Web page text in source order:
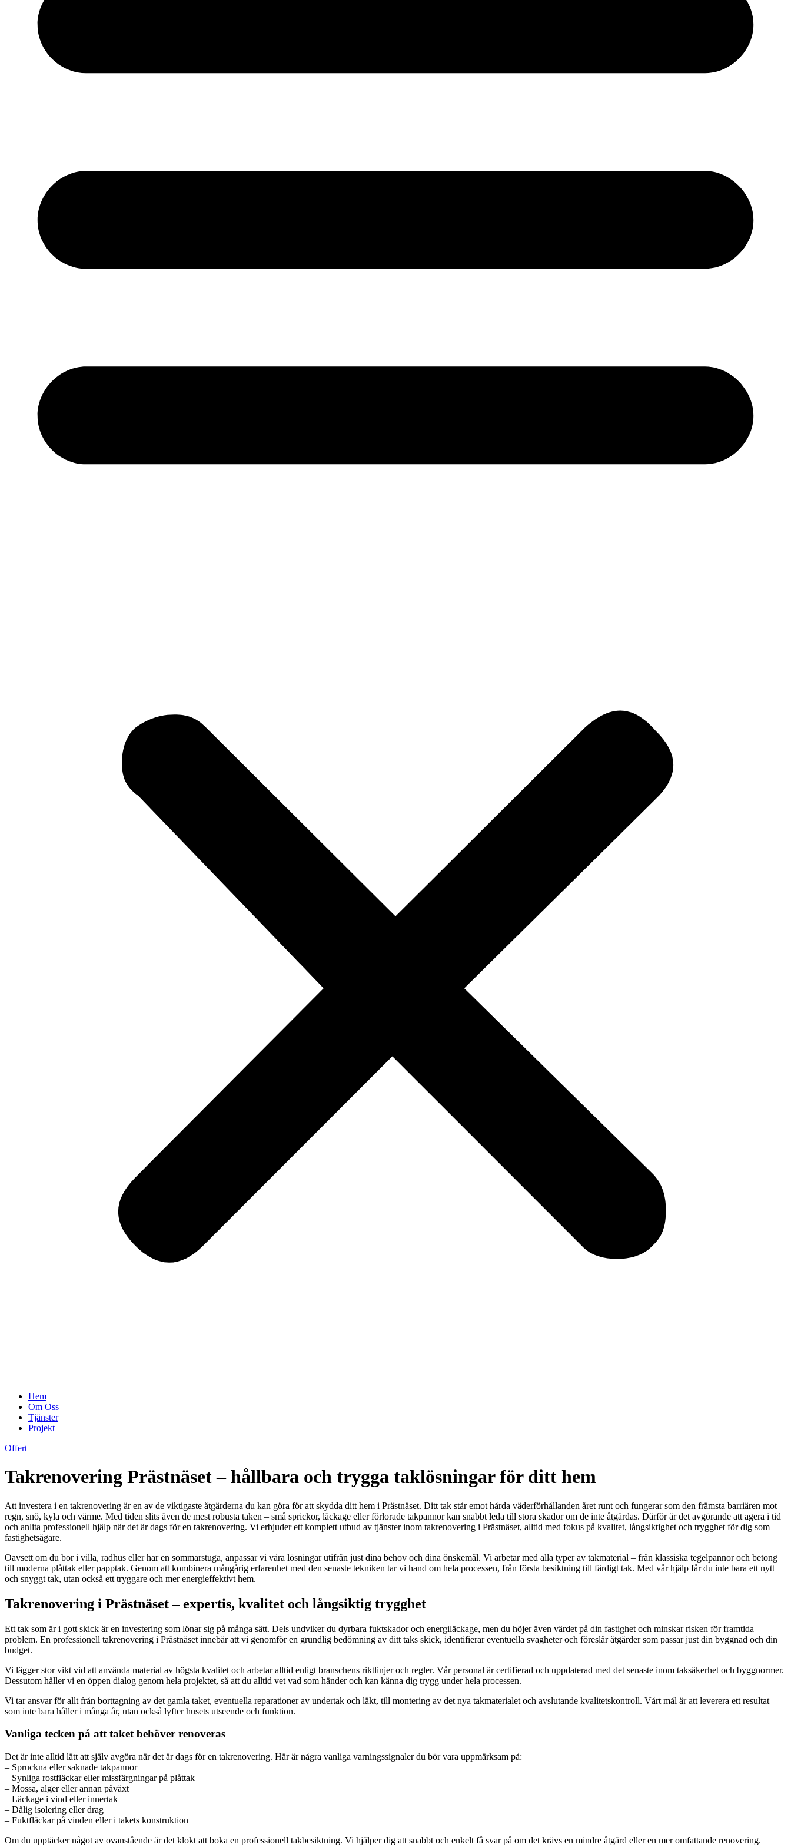
Hem
Om Oss
Tjänster
Projekt
Offert
Takrenovering Prästnäset – hållbara och trygga taklösningar för ditt hem
Att investera i en takrenovering är en av de viktigaste åtgärderna du kan göra för att skydda ditt hem i Prästnäset. Ditt tak står emot hårda väderförhållanden året runt och fungerar som den främsta barriären mot
regn, snö, kyla och värme. Med tiden slits även de mest robusta taken – små sprickor, läckage eller förlorade takpannor kan snabbt leda till stora skador om de inte åtgärdas. Därför är det avgörande att agera i tid
och anlita professionell hjälp när det är dags för en takrenovering. Vi erbjuder ett komplett utbud av tjänster inom takrenovering i Prästnäset, alltid med fokus på kvalitet, långsiktighet och trygghet för dig som
fastighetsägare.
Oavsett om du bor i villa, radhus eller har en sommarstuga, anpassar vi våra lösningar utifrån just dina behov och dina önskemål. Vi arbetar med alla typer av takmaterial – från klassiska tegelpannor och betong
till moderna plåttak eller papptak. Genom att kombinera mångårig erfarenhet med den senaste tekniken tar vi hand om hela processen, från första besiktning till färdigt tak. Med vår hjälp får du inte bara ett nytt
och snyggt tak, utan också ett tryggare och mer energieffektivt hem.
Takrenovering i Prästnäset – expertis, kvalitet och långsiktig trygghet
Ett tak som är i gott skick är en investering som lönar sig på många sätt. Dels undviker du dyrbara fuktskador och energiläckage, men du höjer även värdet på din fastighet och minskar risken för framtida
problem. En professionell takrenovering i Prästnäset innebär att vi genomför en grundlig bedömning av ditt taks skick, identifierar eventuella svagheter och föreslår åtgärder som passar just din byggnad och din
budget.
Vi lägger stor vikt vid att använda material av högsta kvalitet och arbetar alltid enligt branschens riktlinjer och regler. Vår personal är certifierad och uppdaterad med det senaste inom taksäkerhet och byggnormer.
Dessutom håller vi en öppen dialog genom hela projektet, så att du alltid vet vad som händer och kan känna dig trygg under hela processen.
Vi tar ansvar för allt från borttagning av det gamla taket, eventuella reparationer av undertak och läkt, till montering av det nya takmaterialet och avslutande kvalitetskontroll. Vårt mål är att leverera ett resultat
som inte bara håller i många år, utan också lyfter husets utseende och funktion.
Vanliga tecken på att taket behöver renoveras
Det är inte alltid lätt att själv avgöra när det är dags för en takrenovering. Här är några vanliga varningssignaler du bör vara uppmärksam på:
– Spruckna eller saknade takpannor
– Synliga rostfläckar eller missfärgningar på plåttak
– Mossa, alger eller annan påväxt
– Läckage i vind eller innertak
– Dålig isolering eller drag
– Fuktfläckar på vinden eller i takets konstruktion
Om du upptäcker något av ovanstående är det klokt att boka en professionell takbesiktning. Vi hjälper dig att snabbt och enkelt få svar på om det krävs en mindre åtgärd eller en mer omfattande renovering.